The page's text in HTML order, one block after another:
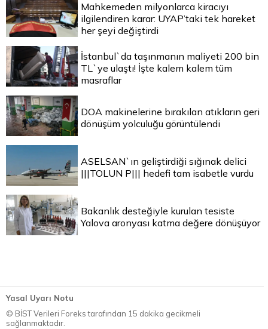
Mahkemeden milyonlarca kiracıyı
ilgilendiren karar: UYAP’taki tek hareket
her şeyi değiştirdi
İstanbul`da taşınmanın maliyeti 200 bin
TL`ye ulaştı! İşte kalem kalem tüm
masraflar
DOA makinelerine bırakılan atıkların geri
dönüşüm yolculuğu görüntülendi
ASELSAN`ın geliştirdiği sığınak delici
|||TOLUN P||| hedefi tam isabetle vurdu
Bakanlık desteğiyle kurulan tesiste
Yalova aronyası katma değere dönüşüyor
Yasal Uyarı Notu
© BİST Verileri Foreks tarafından 15 dakika gecikmeli
sağlanmaktadır.